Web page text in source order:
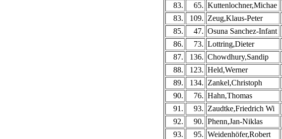
83.
65. Kuttenlochner,Michae
83.
109. Zeug,Klaus-Peter
85.
47. Osuna Sanchez-Infant
86.
73. Lottring,Dieter
87.
136. Chowdhury,Sandip
88.
123. Held,Werner
89.
134. Zankel,Christoph
90.
76. Hahn,Thomas
91.
93. Zaudtke,Friedrich Wi
92.
90. Phenn,Jan-Niklas
93.
95. Weidenhöfer,Robert